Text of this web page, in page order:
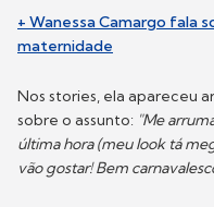
+ Wanessa Camargo fala
maternidade
Nos stories, ela apareceu
sobre o assunto: "Me
última hora (meu look tá
vão gostar! Bem